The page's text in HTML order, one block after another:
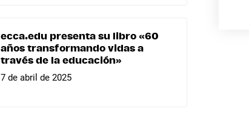
ecca.edu presenta su libro «60
años transformando vidas a
través de la educación»
7 de abril de 2025